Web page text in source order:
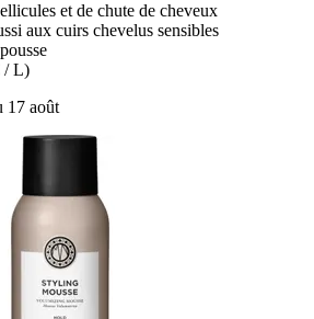
et de chute de cheveux
aux cuirs chevelus sensibles
/ L)
17 août